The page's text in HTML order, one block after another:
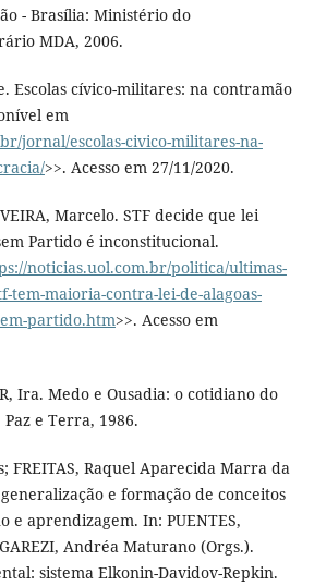
- Brasília: Ministério do
MDA, 2006.
Escolas cívico-militares: na contramão
em
jornal/escolas-civico-militares-na-
>>. Acesso em 27/11/2020.
Marcelo. STF decide que lei
Partido é inconstitucional.
noticias.uol.com.br/politica/ultimas-
tem-maioria-contra-lei-de-alagoas-
partido.htm>>. Acesso em
Ira. Medo e Ousadia: o cotidiano do
e Terra, 1986.
FREITAS, Raquel Aparecida Marra da
e formação de conceitos
e aprendizagem. In: PUENTES,
Andréa Maturano (Orgs.).
sistema Elkonin-Davidov-Repkin.